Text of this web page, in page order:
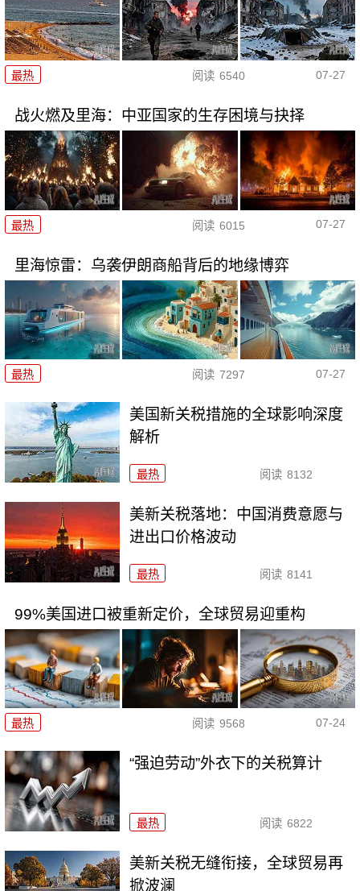
最热 阅读 6540 07-27
战火燃及里海：中亚国家的生存困境与抉择
最热 阅读 6015 07-27
里海惊雷：乌袭伊朗商船背后的地缘博弈
最热 阅读 7297 07-27
美国新关税措施的全球影响深度
解析
最热 阅读 8132
美新关税落地：中国消费意愿与
进出口价格波动
最热 阅读 8141
99%美国进口被重新定价，全球贸易迎重构
最热 阅读 9568 07-24
“强迫劳动”外衣下的关税算计
最热 阅读 6822
美新关税无缝衔接，全球贸易再
掀波澜